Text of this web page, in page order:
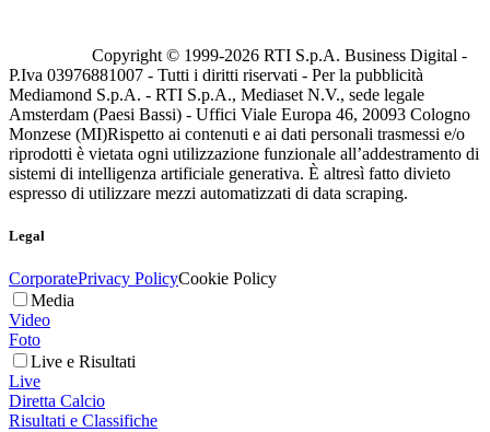
Copyright © 1999-2026 RTI S.p.A. Business Digital -
P.Iva 03976881007 - Tutti i diritti riservati - Per la pubblicità
Mediamond S.p.A. - RTI S.p.A., Mediaset N.V., sede legale
Amsterdam (Paesi Bassi) - Uffici Viale Europa 46, 20093 Cologno
Monzese (MI)Rispetto ai contenuti e ai dati personali trasmessi e/o
riprodotti è vietata ogni utilizzazione funzionale all’addestramento di
sistemi di intelligenza artificiale generativa. È altresì fatto divieto
espresso di utilizzare mezzi automatizzati di data scraping.
Legal
CorporatePrivacy PolicyCookie Policy
Media
Video
Foto
Live e Risultati
Live
Diretta Calcio
Risultati e Classifiche